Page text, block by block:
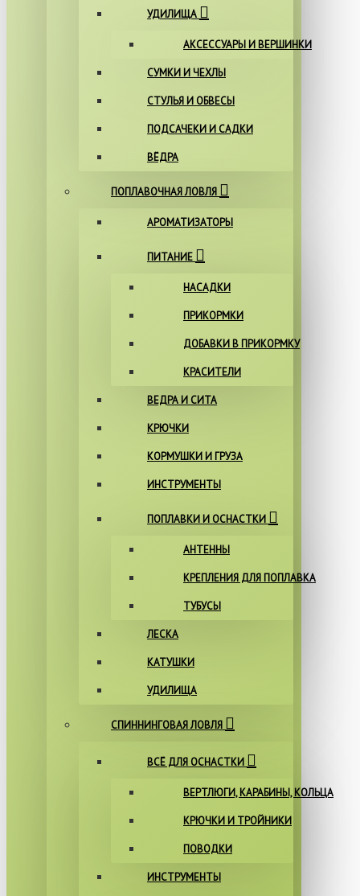
УДИЛИЩА
АКСЕССУАРЫ И ВЕРШИНКИ
СУМКИ И ЧЕХЛЫ
СТУЛЬЯ И ОБВЕСЫ
ПОДСАЧЕКИ И САДКИ
ВЁДРА
ПОПЛАВОЧНАЯ ЛОВЛЯ
АРОМАТИЗАТОРЫ
ПИТАНИЕ
НАСАДКИ
ПРИКОРМКИ
ДОБАВКИ В ПРИКОРМКУ
КРАСИТЕЛИ
ВЕДРА И СИТА
КРЮЧКИ
КОРМУШКИ И ГРУЗА
ИНСТРУМЕНТЫ
ПОПЛАВКИ И ОСНАСТКИ
АНТЕННЫ
КРЕПЛЕНИЯ ДЛЯ ПОПЛАВКА
ТУБУСЫ
ЛЕСКА
КАТУШКИ
УДИЛИЩА
СПИННИНГОВАЯ ЛОВЛЯ
ВСЁ ДЛЯ ОСНАСТКИ
ВЕРТЛЮГИ, КАРАБИНЫ, КОЛЬЦА
КРЮЧКИ И ТРОЙНИКИ
ПОВОДКИ
ИНСТРУМЕНТЫ